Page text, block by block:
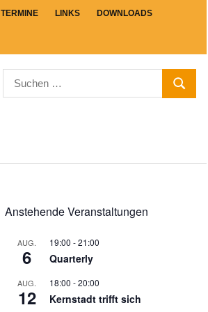
TERMINE LINKS DOWNLOADS
Suchen
nach:
Anstehende Veranstaltungen
AUG.
6
19:00 -21:00
Quarterly
AUG.
12
18:00 -20:00
Kernstadt trifft sich